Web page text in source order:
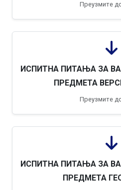
Преузмите
ИСПИТНА ПИТАЊА ЗА
ПРЕДМЕТА
Преузмите
ИСПИТНА ПИТАЊА ЗА
ПРЕДМЕТА